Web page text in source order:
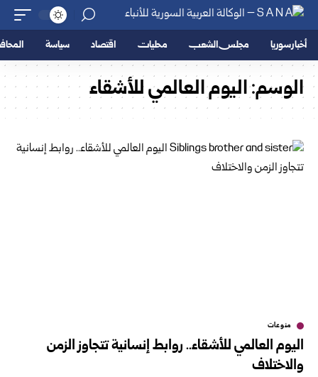
أخبار سوريا مجلس الشعب محليات اقتصاد سياسة
الوسم:اليوم العالمي للأشقاء
منوعات
اليوم العالمي للأشقاء.. روابط إنسانية تتجاوز الزمن
والاختلاف